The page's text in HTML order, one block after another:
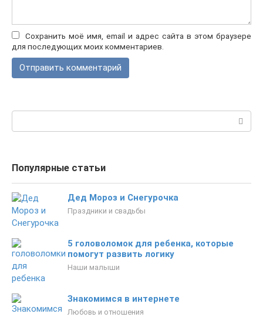
Сохранить моё имя, email и адрес сайта в этом браузере
для последующих моих комментариев.
Популярные статьи
Дед Мороз и Снегурочка
Праздники и свадьбы
5 головоломок для ребенка, которые
помогут развить логику
Наши малыши
Знакомимся в интернете
Любовь и отношения